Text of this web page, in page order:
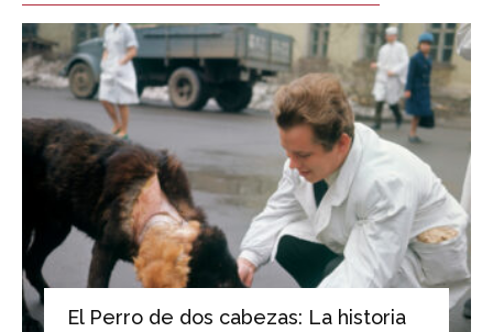
El Perro de dos cabezas: La historia